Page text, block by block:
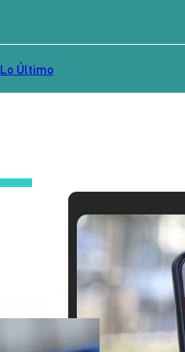
Lo Último